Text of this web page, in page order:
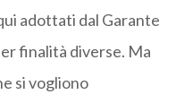
adottati dal Garante
finalità diverse. Ma
si vogliono